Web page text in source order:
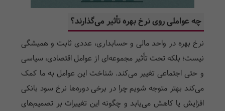
چه عواملی روی نرخ بهره تأثیر می‌گذارند؟
نرخ بهره در واحد مالی و حسابداری، عددی ثابت و همیشگی
نیست؛ بلکه تحت تأثیر مجموعه‌ای از عوامل اقتصادی، سیاسی
و حتی اجتماعی تغییر می‌کند. شناخت این عوامل به ما کمک
می‌کند بهتر متوجه شویم چرا در برخی دوره‌ها نرخ سود بانکی
افزایش یا کاهش می‌یابد و چگونه این تغییرات بر تصمیم‌های